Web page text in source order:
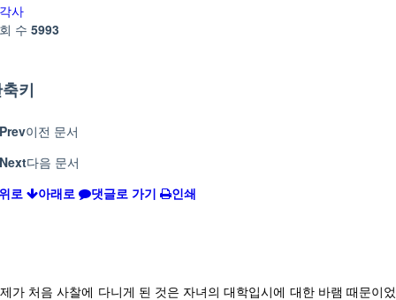
사
수 5993
키
Prev이전 문서
Next다음 문서
로
아래로 댓글로 가기 인쇄
제가 처음 사찰에 다니게 된 것은 자녀의 대학입시에 대한 바램 때문이었